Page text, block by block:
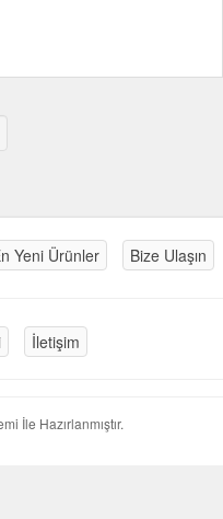
Yeni Ürünler Bize Ulaşın
İletişim
İle Hazırlanmıştır.